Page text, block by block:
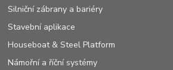
Silniční zábrany a bariéry
Stavební aplikace
Houseboat & Steel Platform
Námořní a říční systémy